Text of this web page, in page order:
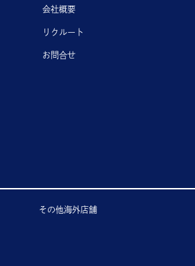
会社概要
リクルート
お問合せ
その他海外店舗